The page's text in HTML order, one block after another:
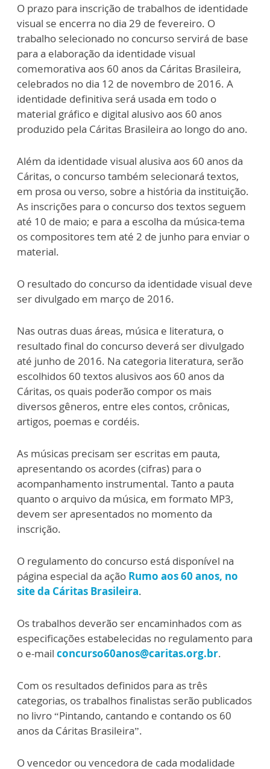
O prazo para inscrição de trabalhos de identidade
visual se encerra no dia 29 de fevereiro. O
trabalho selecionado no concurso servirá de base
para a elaboração da identidade visual
comemorativa aos 60 anos da Cáritas Brasileira,
celebrados no dia 12 de novembro de 2016. A
identidade definitiva será usada em todo o
material gráfico e digital alusivo aos 60 anos
produzido pela Cáritas Brasileira ao longo do ano.
Além da identidade visual alusiva aos 60 anos da
Cáritas, o concurso também selecionará textos,
em prosa ou verso, sobre a história da instituição.
As inscrições para o concurso dos textos seguem
até 10 de maio; e para a escolha da música-tema
os compositores tem até 2 de junho para enviar o
material.
O resultado do concurso da identidade visual deve
ser divulgado em março de 2016.
Nas outras duas áreas, música e literatura, o
resultado final do concurso deverá ser divulgado
até junho de 2016. Na categoria literatura, serão
escolhidos 60 textos alusivos aos 60 anos da
Cáritas, os quais poderão compor os mais
diversos gêneros, entre eles contos, crônicas,
artigos, poemas e cordéis.
As músicas precisam ser escritas em pauta,
apresentando os acordes (cifras) para o
acompanhamento instrumental. Tanto a pauta
quanto o arquivo da música, em formato MP3,
devem ser apresentados no momento da
inscrição.
O regulamento do concurso está disponível na
página especial da ação Rumo aos 60 anos, no
site da Cáritas Brasileira.
Os trabalhos deverão ser encaminhados com as
especificações estabelecidas no regulamento para
o e-mail concurso60anos@caritas.org.br.
Com os resultados definidos para as três
categorias, os trabalhos finalistas serão publicados
no livro “Pintando, cantando e contando os 60
anos da Cáritas Brasileira”.
O vencedor ou vencedora de cada modalidade